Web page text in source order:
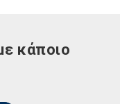
κάποιο